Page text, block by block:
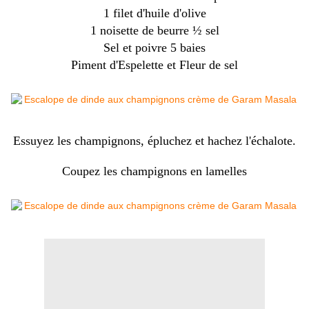
1 filet d'huile d'olive
1 noisette de beurre ½ sel
Sel et poivre 5 baies
Piment d'Espelette et Fleur de sel
Essuyez les champignons, épluchez et hachez l'échalote.
Coupez les champignons en lamelles